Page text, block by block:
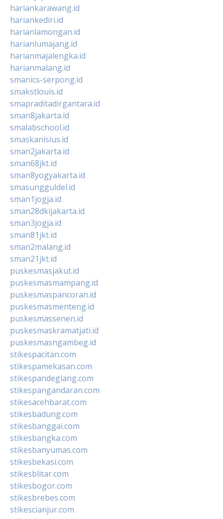
hariankarawang.id
hariankediri.id
harianlamongan.id
harianlumajang.id
harianmajalengka.id
harianmalang.id
smanics-serpong.id
smakstlouis.id
smapraditadirgantara.id
sman8jakarta.id
smalabschool.id
smaskanisius.id
sman2jakarta.id
sman68jkt.id
sman8yogyakarta.id
smasungguldel.id
sman1jogja.id
sman28dkijakarta.id
sman3jogja.id
sman81jkt.id
sman2malang.id
sman21jkt.id
puskesmasjakut.id
puskesmasmampang.id
puskesmaspancoran.id
puskesmasmenteng.id
puskesmassenen.id
puskesmaskramatjati.id
puskesmasngambeg.id
stikespacitan.com
stikespamekasan.com
stikespandeglang.com
stikespangandaran.com
stikesacehbarat.com
stikesbadung.com
stikesbanggai.com
stikesbangka.com
stikesbanyumas.com
stikesbekasi.com
stikesblitar.com
stikesbogor.com
stikesbrebes.com
stikescianjur.com